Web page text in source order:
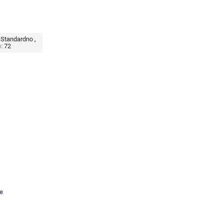
Standardno
72